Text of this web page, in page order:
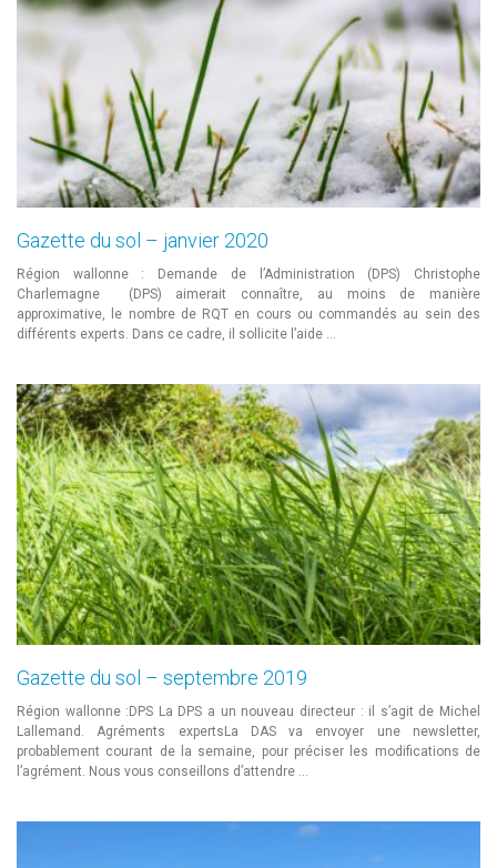
Gazette du sol – janvier 2020
Région wallonne : Demande de l’Administration (DPS) Christophe
Charlemagne (DPS) aimerait connaître, au moins de manière
approximative, le nombre de RQT en cours ou commandés au sein des
différents experts. Dans ce cadre, il sollicite l’aide …
Gazette du sol – septembre 2019
Région wallonne :DPS La DPS a un nouveau directeur : il s’agit de Michel
Lallemand. Agréments expertsLa DAS va envoyer une newsletter,
probablement courant de la semaine, pour préciser les modifications de
l’agrément. Nous vous conseillons d’attendre …